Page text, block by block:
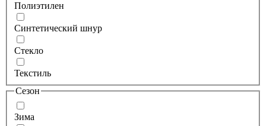
Полиэтилен
Синтетический шнур
Стекло
Текстиль
Сезон
Зима